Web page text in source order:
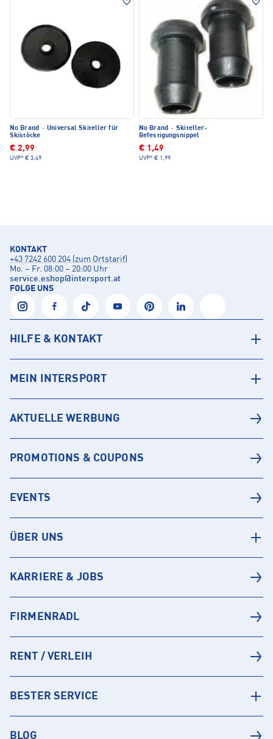
No Brand · Universal Skiteller für
Skistöcke
€ 2,99
UVP* € 3,49
No Brand · Skiteller-
Befestigungsnippel
€ 1,49
UVP* € 1,99
KONTAKT
+43 7242 600 204 (zum Ortstarif)
Mo. – Fr. 08:00 – 20:00 Uhr
service.eshop@intersport.at
FOLGE UNS
HILFE & KONTAKT
MEIN INTERSPORT
AKTUELLE WERBUNG
PROMOTIONS & COUPONS
EVENTS
ÜBER UNS
KARRIERE & JOBS
FIRMENRADL
RENT / VERLEIH
BESTER SERVICE
BLOG